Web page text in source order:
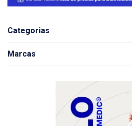
Categorias
Marcas